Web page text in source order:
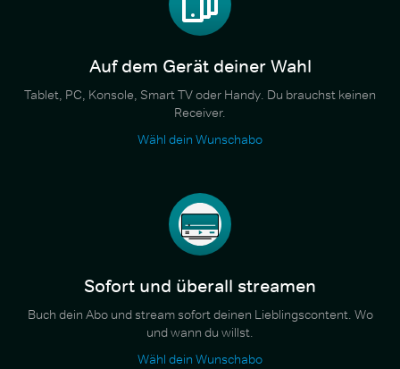
Auf dem Gerät deiner Wahl
Tablet, PC, Konsole, Smart TV oder Handy. Du brauchst keinen
Receiver.
Wähl dein Wunschabo
Sofort und überall streamen
Buch dein Abo und stream sofort deinen Lieblingscontent. Wo
und wann du willst.
Wähl dein Wunschabo